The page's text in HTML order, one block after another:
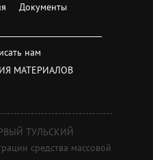
Документы
нам
МАТЕРИАЛОВ
ТУЛЬСКИЙ
средства массовой